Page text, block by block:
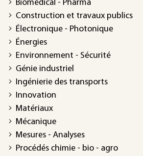
Biomédical - Pharma
Construction et travaux publics
Électronique - Photonique
Énergies
Environnement - Sécurité
Génie industriel
Ingénierie des transports
Innovation
Matériaux
Mécanique
Mesures - Analyses
Procédés chimie - bio - agro